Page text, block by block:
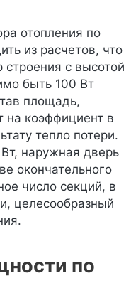
отопления по
из расчетов, что
с высотой
быть 100 Вт
площадь,
на коэффициент в
тепло потери.
наружная дверь
окончательного
число секций, в
целесообразный
по